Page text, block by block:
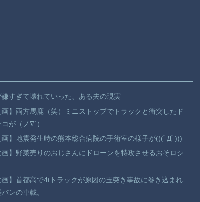
嫌すぎて壊れていった、ある夫の現実
画】両方馬鹿（笑）ミニストップでトラックと衝突したド
が（ノ∇`）
画】地震発生時の熊本総合病院の手術室の様子が(((ﾟДﾟ)))
画】野菜売りのおじさんにドローンを特攻させるおそロシ
画】首都高で4tトラックが原因の玉突き事故に巻き込まれ
ンの車載。